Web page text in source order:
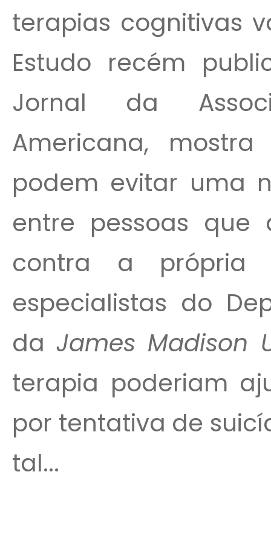
terapias cognitivas
Estudo recém
Jornal da
Americana,
podem evitar uma
entre pessoas que
contra a própria
especialistas do
da James Madison
terapia poderiam
por tentativa de
tal...